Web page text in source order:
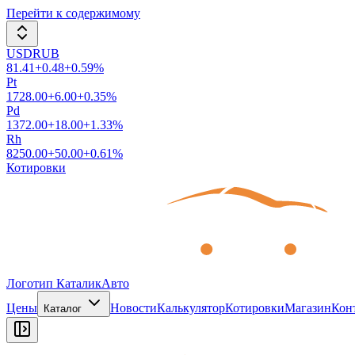
Перейти к содержимому
USDRUB
81.41+0.48+0.59%
Pt
1728.00+6.00+0.35%
Pd
1372.00+18.00+1.33%
Rh
8250.00+50.00+0.61%
Котировки
Логотип КаталикАвто
Цены
Каталог НовостиКалькуляторКотировкиМагазин